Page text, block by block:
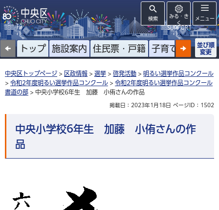
検索
みる・き
く
SUPPORT
メニュー
トップ 施設案内 住民票・戸籍 子育て 高齢者
並び順
変更
中央区トップページ > 区政情報 > 選挙 > 啓発活動 > 明るい選挙作品コンクール
> 令和2年度明るい選挙作品コンクール > 令和2年度明るい選挙作品コンクール
書道の部 > 中央小学校6年生 加藤 小侑さんの作品
掲載日：2023年1月18日 ページID：1502
中央小学校6年生 加藤 小侑さんの作
品